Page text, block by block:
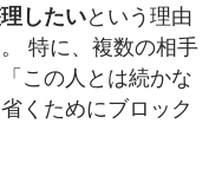
したいという理由
特に、複数の相手
この人とは続かな
くためにブロック